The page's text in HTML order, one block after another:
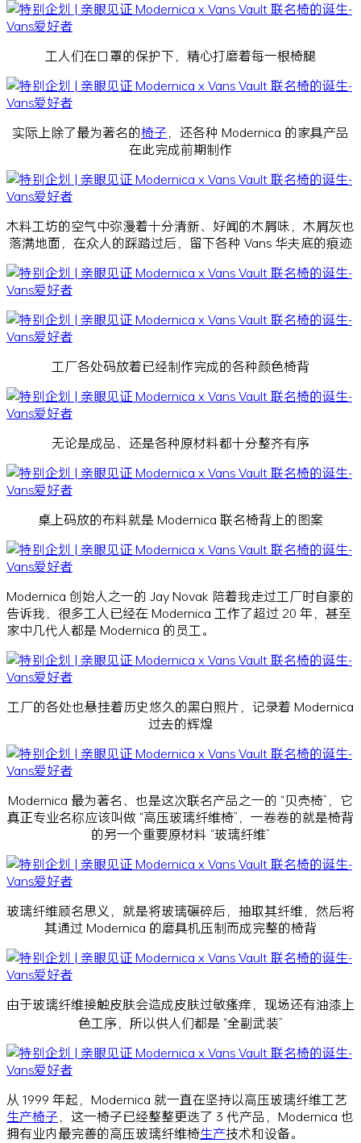
工人们在口罩的保护下，精心打磨着每一根椅腿
实际上除了最为著名的椅子 ，还各种 Modernica 的家具产品
在此完成前期制作
木料工坊的空气中弥漫着十分清新、好闻的木屑味，木屑灰也
落满地面，在众人的踩踏过后，留下各种 Vans 华夫底的痕迹
工厂各处码放着已经制作完成的各种颜色椅背
无论是成品、还是各种原材料都十分整齐有序
桌上码放的布料就是 Modernica 联名椅背上的图案
Modernica 创始人之一的 Jay Novak 陪着我走过工厂时自豪的
告诉我，很多工人已经在 Modernica 工作了超过 20 年，甚至
家中几代人都是 Modernica 的员工。
工厂的各处也悬挂着历史悠久的黑白照片，记录着 Modernica
过去的辉煌
Modernica 最为著名、也是这次联名产品之一的 “贝壳椅”，它
真正专业名称应该叫做 “高压玻璃纤维椅”，一卷卷的就是椅背
的另一个重要原材料 “玻璃纤维”
玻璃纤维顾名思义，就是将玻璃碾碎后，抽取其纤维，然后将
其通过 Modernica 的磨具机压制而成完整的椅背
由于玻璃纤维接触皮肤会造成皮肤过敏瘙痒，现场还有油漆上
色工序，所以供人们都是 “全副武装”
从 1999 年起，Modernica 就一直在坚持以高压玻璃纤维工艺
生产椅子 ，这一椅子已经整整更迭了 3 代产品，Modernica 也
拥有业内最完善的高压玻璃纤维椅生产技术和设备。